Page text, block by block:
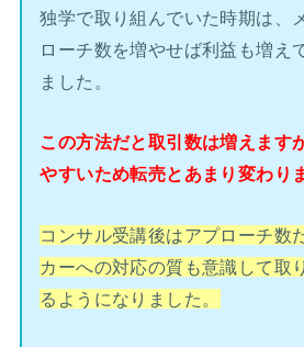
独学で取り組んでいた時期は、
ローチ数を増やせば利益も増え
ました。
この方法だと取引数は増えます
やすいため転売とあまり変わり
コンサル受講後はアプローチ数
カーへの対応の質も意識して取
るようになりました。